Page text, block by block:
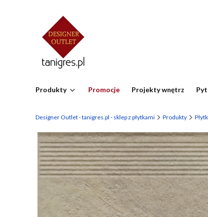
Produkty Promocje Projekty wnętrz
Designer Outlet - tanigres.pl - sklep z płytkami Produkty